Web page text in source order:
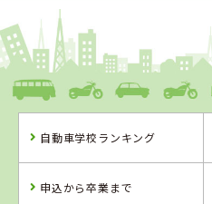
1
島根県
浜乃木ドライビングス
ングスクール
自動車学校ランキング
申込から卒業まで